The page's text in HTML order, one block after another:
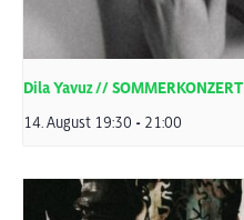
Dila Yavuz // SOMMERKONZERT
14. August 19:30 - 21:00